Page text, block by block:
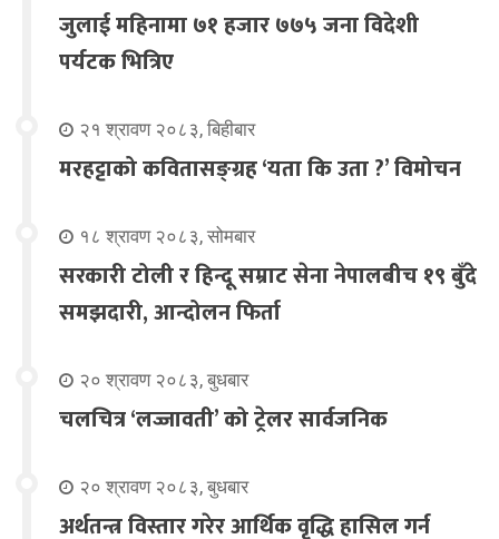
जुलाई महिनामा ७१ हजार ७७५ जना विदेशी
पर्यटक भित्रिए
२१ श्रावण २०८३, बिहीबार
मरहट्टाको कवितासङ्ग्रह ‘यता कि उता ?’ विमोचन
१८ श्रावण २०८३, सोमबार
सरकारी टोली र हिन्दू सम्राट सेना नेपालबीच १९ बुँदे
समझदारी, आन्दोलन फिर्ता
२० श्रावण २०८३, बुधबार
चलचित्र ‘लज्जावती’ को ट्रेलर सार्वजनिक
२० श्रावण २०८३, बुधबार
अर्थतन्त्र विस्तार गरेर आर्थिक वृद्धि हासिल गर्न